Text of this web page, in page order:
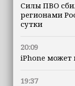
Силы ПВО
регионами
сутки
20:09
iPhone может
19:37